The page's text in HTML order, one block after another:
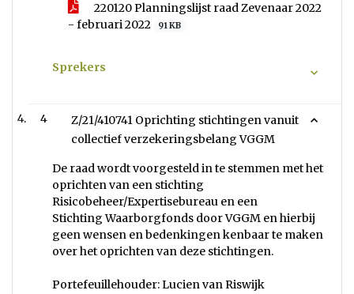
220120 Planningslijst raad Zevenaar 2022
- februari 2022
91 KB
Sprekers
4
Z/21/410741 ‎Oprichting stichtingen vanuit
collectief verzekeringsbelang VGGM
De raad wordt voorgesteld in te stemmen met het
oprichten van een stichting
Risicobeheer/Expertisebureau en een
Stichting Waarborgfonds door VGGM en hierbij
geen wensen en bedenkingen kenbaar te maken
over het oprichten van deze stichtingen.
Portefeuillehouder: Lucien van Riswijk